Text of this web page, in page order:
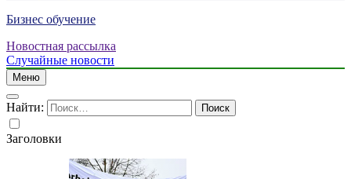
Бизнес обучение
Новостная рассылка
Случайные новости
Меню
Найти:
Заголовки